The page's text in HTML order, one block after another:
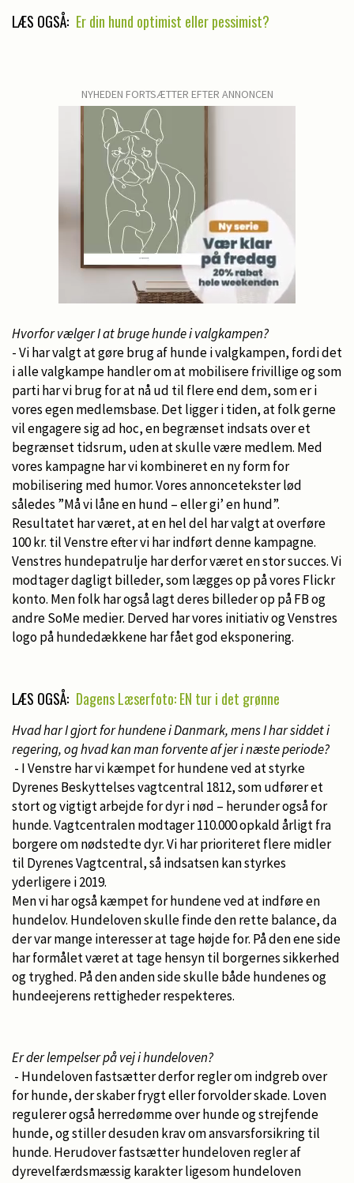
LÆS OGSÅ: Er din hund optimist eller pessimist?
NYHEDEN FORTSÆTTER EFTER ANNONCEN
Hvorfor vælger I at bruge hunde i valgkampen?
- Vi har valgt at gøre brug af hunde i valgkampen, fordi det
i alle valgkampe handler om at mobilisere frivillige og som
parti har vi brug for at nå ud til flere end dem, som er i
vores egen medlemsbase. Det ligger i tiden, at folk gerne
vil engagere sig ad hoc, en begrænset indsats over et
begrænset tidsrum, uden at skulle være medlem. Med
vores kampagne har vi kombineret en ny form for
mobilisering med humor. Vores annoncetekster lød
således ”Må vi låne en hund – eller gi’ en hund”.
Resultatet har været, at en hel del har valgt at overføre
100 kr. til Venstre efter vi har indført denne kampagne.
Venstres hundepatrulje har derfor været en stor succes. Vi
modtager dagligt billeder, som lægges op på vores Flickr
konto. Men folk har også lagt deres billeder op på FB og
andre SoMe medier. Derved har vores initiativ og Venstres
logo på hundedækkene har fået god eksponering.
LÆS OGSÅ: Dagens Læserfoto: EN tur i det grønne
Hvad har I gjort for hundene i Danmark, mens I har siddet i
regering, og hvad kan man forvente af jer i næste periode?
- I Venstre har vi kæmpet for hundene ved at styrke
Dyrenes Beskyttelses vagtcentral 1812, som udfører et
stort og vigtigt arbejde for dyr i nød – herunder også for
hunde. Vagtcentralen modtager 110.000 opkald årligt fra
borgere om nødstedte dyr. Vi har prioriteret flere midler
til Dyrenes Vagtcentral, så indsatsen kan styrkes
yderligere i 2019.
Men vi har også kæmpet for hundene ved at indføre en
hundelov. Hundeloven skulle finde den rette balance, da
der var mange interesser at tage højde for. På den ene side
har formålet været at tage hensyn til borgernes sikkerhed
og tryghed. På den anden side skulle både hundenes og
hundeejerens rettigheder respekteres.
Er der lempelser på vej i hundeloven?
- Hundeloven fastsætter derfor regler om indgreb over
for hunde, der skaber frygt eller forvolder skade. Loven
regulerer også herredømme over hunde og strejfende
hunde, og stiller desuden krav om ansvarsforsikring til
hunde. Herudover fastsætter hundeloven regler af
dyrevelfærdsmæssig karakter ligesom hundeloven